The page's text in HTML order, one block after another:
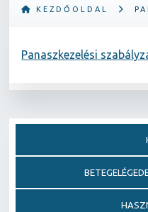
KEZDŐOLDAL
Panaszkezelési